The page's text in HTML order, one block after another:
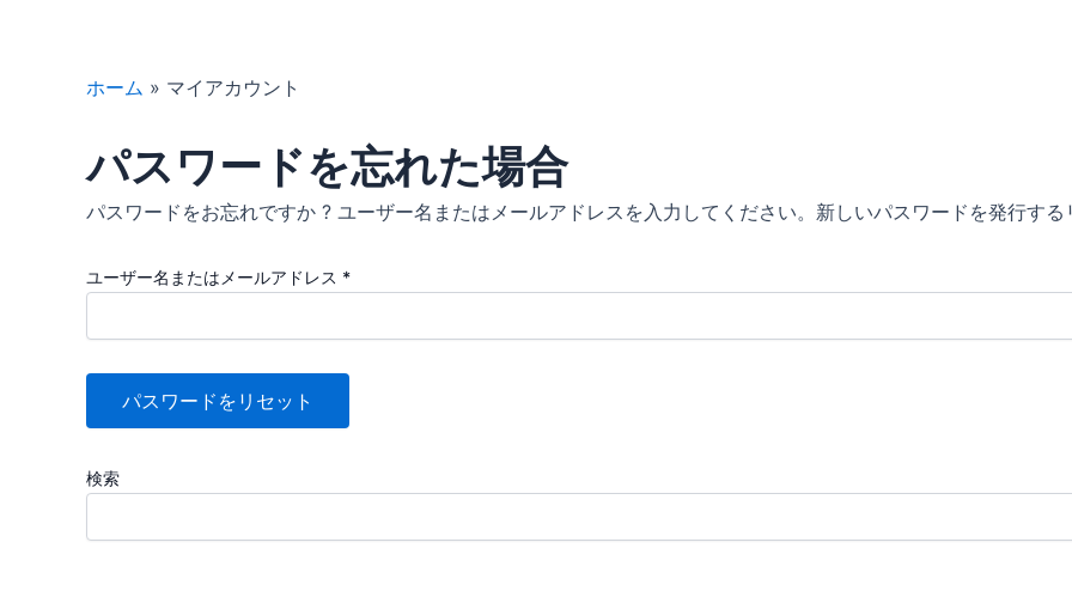
ホーム » マイアカウント
パスワードを忘れた場合
パスワードをお忘れですか ? ユーザー名またはメールアドレスを入力してください。新しいパスワードを発行す
ユーザー名またはメールアドレス *
パスワードをリセット
検索